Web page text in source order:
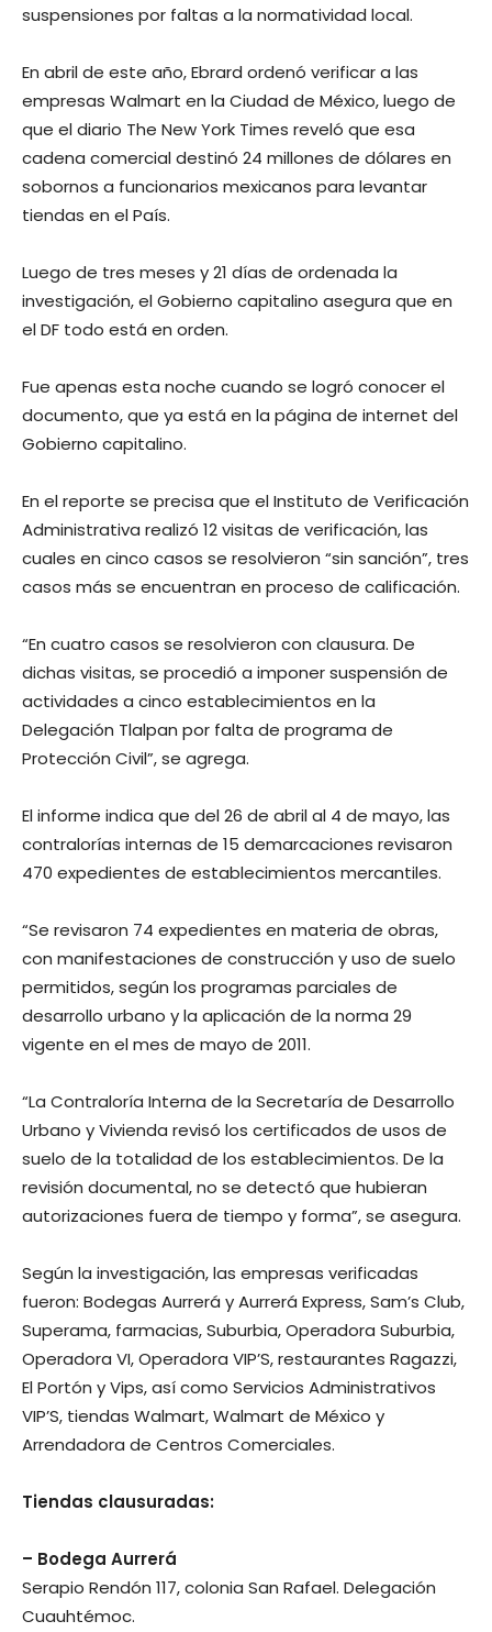
suspensiones por faltas a la normatividad local.
En abril de este año, Ebrard ordenó verificar a las
empresas Walmart en la Ciudad de México, luego de
que el diario The New York Times reveló que esa
cadena comercial destinó 24 millones de dólares en
sobornos a funcionarios mexicanos para levantar
tiendas en el País.
Luego de tres meses y 21 días de ordenada la
investigación, el Gobierno capitalino asegura que en
el DF todo está en orden.
Fue apenas esta noche cuando se logró conocer el
documento, que ya está en la página de internet del
Gobierno capitalino.
En el reporte se precisa que el Instituto de Verificación
Administrativa realizó 12 visitas de verificación, las
cuales en cinco casos se resolvieron “sin sanción”, tres
casos más se encuentran en proceso de calificación.
“En cuatro casos se resolvieron con clausura. De
dichas visitas, se procedió a imponer suspensión de
actividades a cinco establecimientos en la
Delegación Tlalpan por falta de programa de
Protección Civil”, se agrega.
El informe indica que del 26 de abril al 4 de mayo, las
contralorías internas de 15 demarcaciones revisaron
470 expedientes de establecimientos mercantiles.
“Se revisaron 74 expedientes en materia de obras,
con manifestaciones de construcción y uso de suelo
permitidos, según los programas parciales de
desarrollo urbano y la aplicación de la norma 29
vigente en el mes de mayo de 2011.
“La Contraloría Interna de la Secretaría de Desarrollo
Urbano y Vivienda revisó los certificados de usos de
suelo de la totalidad de los establecimientos. De la
revisión documental, no se detectó que hubieran
autorizaciones fuera de tiempo y forma”, se asegura.
Según la investigación, las empresas verificadas
fueron: Bodegas Aurrerá y Aurrerá Express, Sam’s Club,
Superama, farmacias, Suburbia, Operadora Suburbia,
Operadora VI, Operadora VIP’S, restaurantes Ragazzi,
El Portón y Vips, así como Servicios Administrativos
VIP’S, tiendas Walmart, Walmart de México y
Arrendadora de Centros Comerciales.
Tiendas clausuradas:
– Bodega Aurrerá
Serapio Rendón 117, colonia San Rafael. Delegación
Cuauhtémoc.